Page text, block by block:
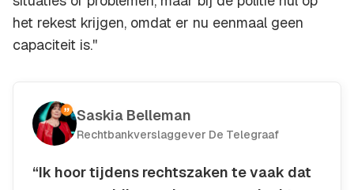
het rekest krijgen, omdat er nu eenmaal geen
capaciteit is.''
Saskia Belleman
Rechtbankverslaggever De Telegraaf
“Ik hoor tijdens rechtszaken te vaak dat